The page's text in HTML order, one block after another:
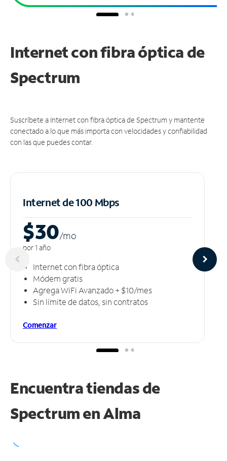
Internet con fibra óptica de
Spectrum
Suscríbete a Internet con fibra óptica de Spectrum y mantente
conectado a lo que más importa con velocidades y confiabilidad
con las que puedes contar.
Internet de 100 Mbps
$30/mo
por 1 año
Internet con fibra óptica
Módem gratis
Agrega WiFi Avanzado + $10/mes
Sin límite de datos, sin contratos
Comenzar
Encuentra tiendas de
Spectrum enAlma